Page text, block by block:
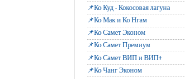
📌Ко Куд - Кокосовая лагуна
📌Ко Мак и Ко Нгам
📌Ко Самет Эконом
📌Ко Самет Премиум
📌Ко Самет ВИП и ВИП+
📌Ко Чанг Эконом